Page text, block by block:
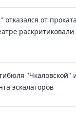
от
"Чкаловской"
эскалаторов